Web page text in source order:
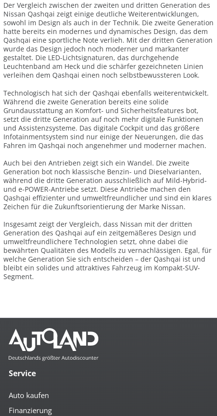
Der Vergleich zwischen der zweiten und dritten Generation des
Nissan Qashqai zeigt einige deutliche Weiterentwicklungen,
sowohl im Design als auch in der Technik. Die zweite Generation
hatte bereits ein modernes und dynamisches Design, das dem
Qashqai eine sportliche Note verlieh. Mit der dritten Generation
wurde das Design jedoch noch moderner und markanter
gestaltet. Die LED-Lichtsignaturen, das durchgehende
Leuchtenband am Heck und die schärfer gezeichneten Linien
verleihen dem Qashqai einen noch selbstbewussteren Look.
Technologisch hat sich der Qashqai ebenfalls weiterentwickelt.
Während die zweite Generation bereits eine solide
Grundausstattung an Komfort- und Sicherheitsfeatures bot,
setzt die dritte Generation auf noch mehr digitale Funktionen
und Assistenzsysteme. Das digitale Cockpit und das größere
Infotainmentsystem sind nur einige der Neuerungen, die das
Fahren im Qashqai noch angenehmer und moderner machen.
Auch bei den Antrieben zeigt sich ein Wandel. Die zweite
Generation bot noch klassische Benzin- und Dieselvarianten,
während die dritte Generation ausschließlich auf Mild-Hybrid-
und e-POWER-Antriebe setzt. Diese Antriebe machen den
Qashqai effizienter und umweltfreundlicher und sind ein klares
Zeichen für die Zukunftsorientierung der Marke Nissan.
Insgesamt zeigt der Vergleich, dass Nissan mit der dritten
Generation des Qashqai auf ein zeitgemäßeres Design und
umweltfreundlichere Technologien setzt, ohne dabei die
bewährten Qualitäten des Modells zu vernachlässigen. Egal, für
welche Generation Sie sich entscheiden – der Qashqai ist und
bleibt ein solides und attraktives Fahrzeug im Kompakt-SUV-
Segment.
Service
Auto kaufen
Finanzierung